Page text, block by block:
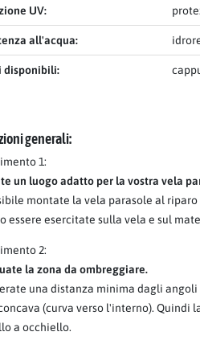
UV:
all'acqua:
disponibili:
generali:
1:
un luogo adatto per la vostra vela
montate la vela parasole al
essere esercitate sulla vela e sul
2:
la zona da ombreggiare.
una distanza minima dagli
(curva verso l'interno). Quindi
a occhiello.